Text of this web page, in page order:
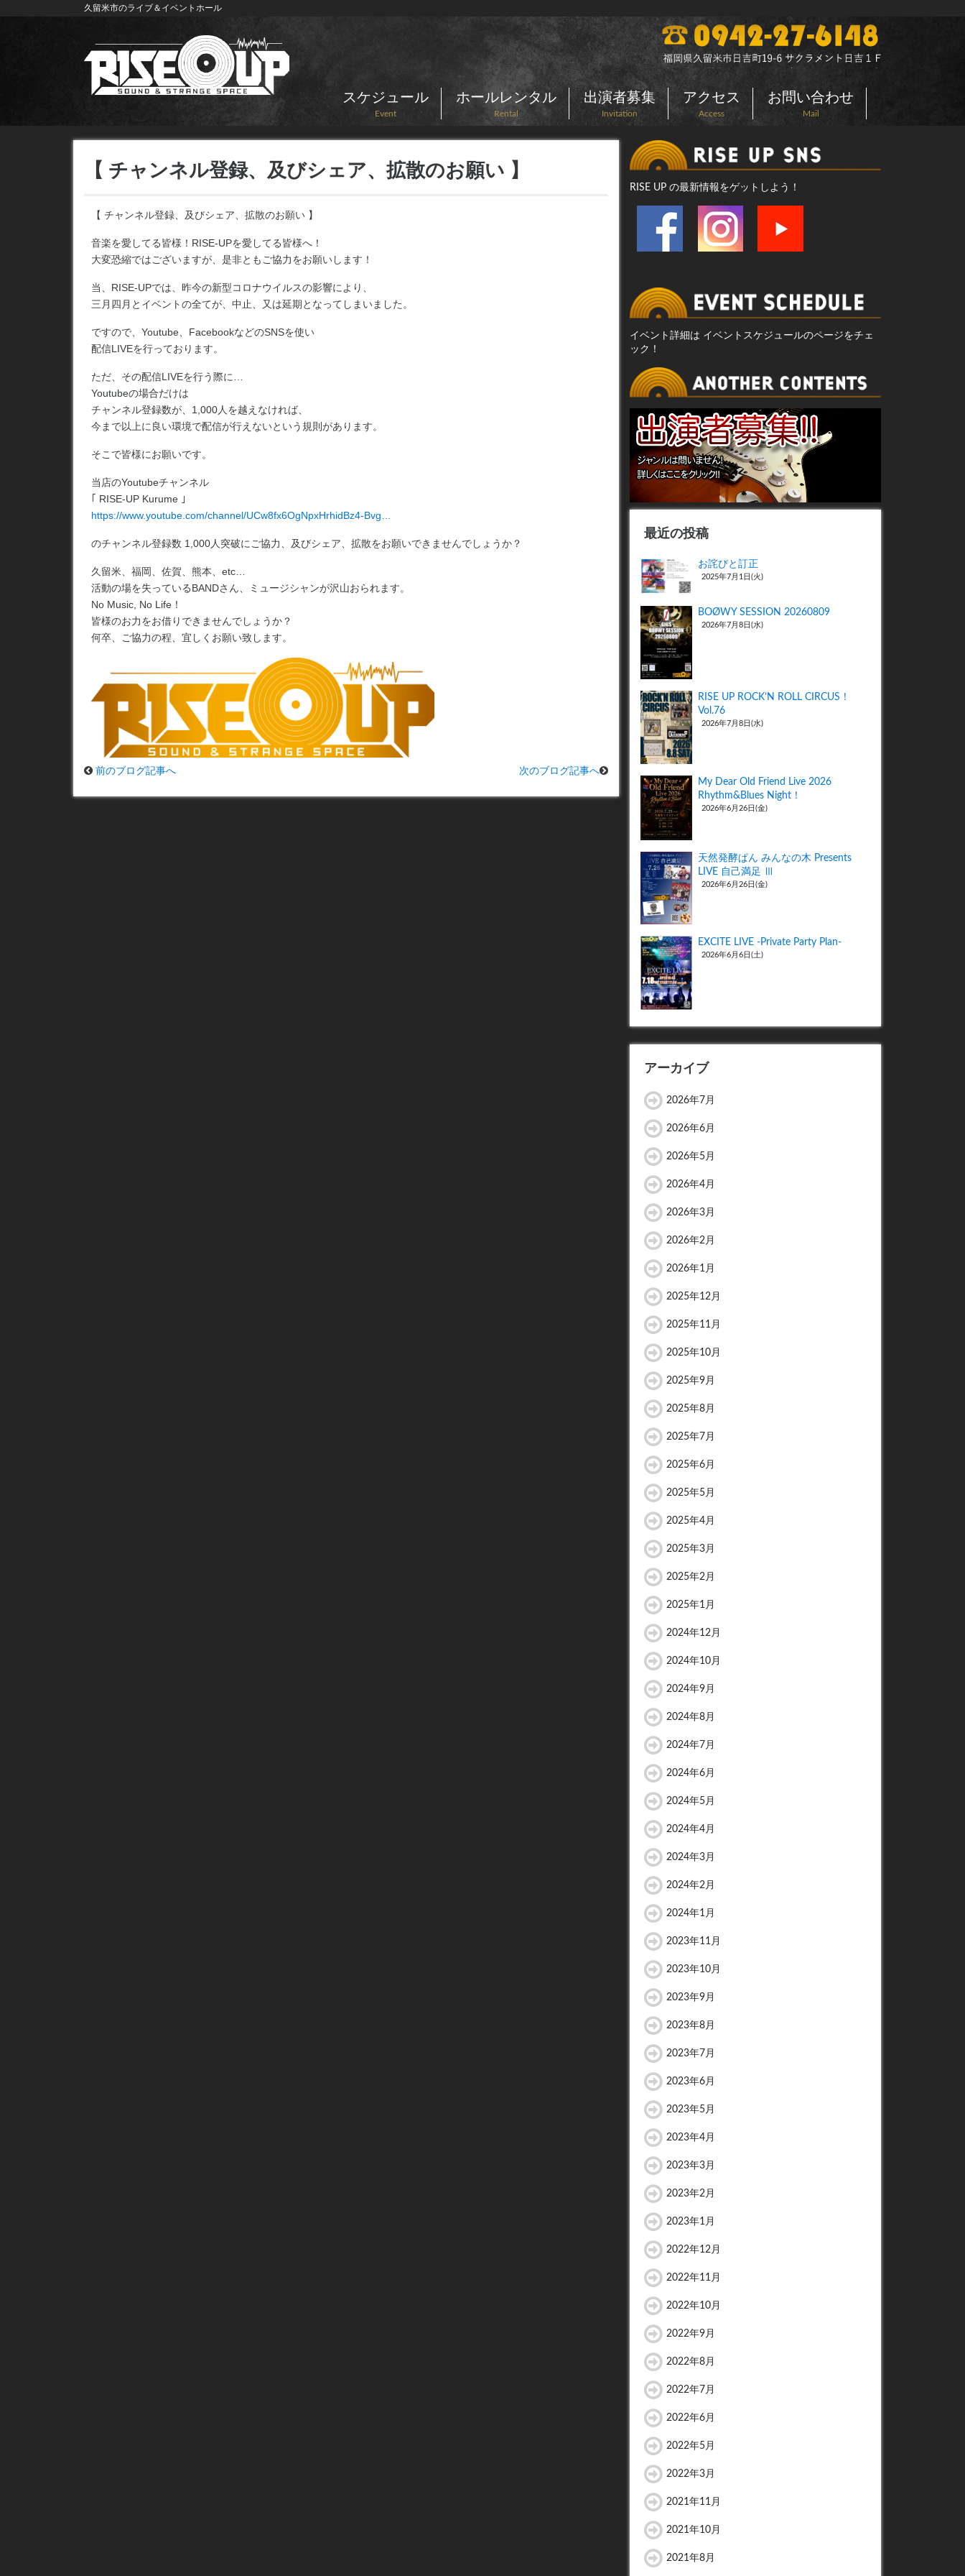
久留米市のライブ＆イベントホール
スケジュール
Event
ホールレンタル
Rental
出演者募集
Invitation
アクセス
Access
お問い合わせ
Mail
【 チャンネル登録、及びシェア、拡散のお願い 】
【 チャンネル登録、及びシェア、拡散のお願い 】
音楽を愛してる皆様！RISE-UPを愛してる皆様へ！
大変恐縮ではございますが、是非ともご協力をお願いします！
当、RISE-UPでは、昨今の新型コロナウイルスの影響により、
三月四月とイベントの全てが、中止、又は延期となってしまいました。
ですので、Youtube、FacebookなどのSNSを使い
配信LIVEを行っております。
ただ、その配信LIVEを行う際に…
Youtubeの場合だけは
チャンネル登録数が、1,000人を越えなければ、
今まで以上に良い環境で配信が行えないという規則があります。
そこで皆様にお願いです。
当店のYoutubeチャンネル
｢ RISE-UP Kurume ｣
https://www.youtube.com/channel/UCw8fx6OgNpxHrhidBz4-Bvg…
のチャンネル登録数 1,000人突破にご協力、及びシェア、拡散をお願いできませんでしょうか？
久留米、福岡、佐賀、熊本、etc…
活動の場を失っているBANDさん、ミュージシャンが沢山おられます。
No Music, No Life！
皆様のお力をお借りできませんでしょうか？
何卒、ご協力の程、宜しくお願い致します。
前のブログ記事へ 次のブログ記事へ
RISE UP の最新情報をゲットしよう！
イベント詳細は イベントスケジュールのページをチェ
ック！
最近の投稿
お詫びと訂正
2025年7月1日(火)
BOØWY SESSION 20260809
2026年7月8日(水)
RISE UP ROCK’N ROLL CIRCUS！
Vol.76
2026年7月8日(水)
My Dear Old Friend Live 2026
Rhythm&Blues Night！
2026年6月26日(金)
天然発酵ぱん みんなの木 Presents
LIVE 自己満足 Ⅲ
2026年6月26日(金)
EXCITE LIVE -Private Party Plan-
2026年6月6日(土)
アーカイブ
2026年7月
2026年6月
2026年5月
2026年4月
2026年3月
2026年2月
2026年1月
2025年12月
2025年11月
2025年10月
2025年9月
2025年8月
2025年7月
2025年6月
2025年5月
2025年4月
2025年3月
2025年2月
2025年1月
2024年12月
2024年10月
2024年9月
2024年8月
2024年7月
2024年6月
2024年5月
2024年4月
2024年3月
2024年2月
2024年1月
2023年11月
2023年10月
2023年9月
2023年8月
2023年7月
2023年6月
2023年5月
2023年4月
2023年3月
2023年2月
2023年1月
2022年12月
2022年11月
2022年10月
2022年9月
2022年8月
2022年7月
2022年6月
2022年5月
2022年3月
2021年11月
2021年10月
2021年8月